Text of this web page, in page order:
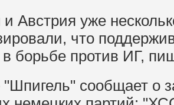
Австрия уже
что
борьбе против ИГ,
сообщает о